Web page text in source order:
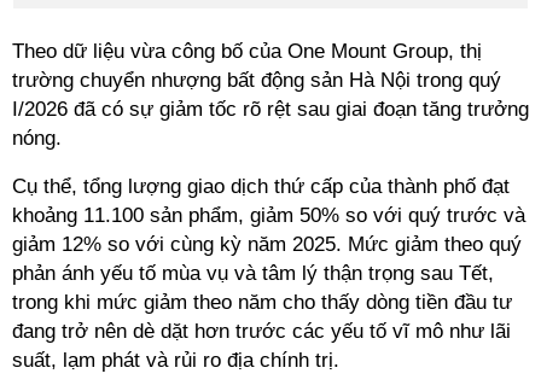
Theo dữ liệu vừa công bố của One Mount Group, thị
trường chuyển nhượng bất động sản Hà Nội trong quý
I/2026 đã có sự giảm tốc rõ rệt sau giai đoạn tăng trưởng
nóng.
Cụ thể, tổng lượng giao dịch thứ cấp của thành phố đạt
khoảng 11.100 sản phẩm, giảm 50% so với quý trước và
giảm 12% so với cùng kỳ năm 2025. Mức giảm theo quý
phản ánh yếu tố mùa vụ và tâm lý thận trọng sau Tết,
trong khi mức giảm theo năm cho thấy dòng tiền đầu tư
đang trở nên dè dặt hơn trước các yếu tố vĩ mô như lãi
suất, lạm phát và rủi ro địa chính trị.